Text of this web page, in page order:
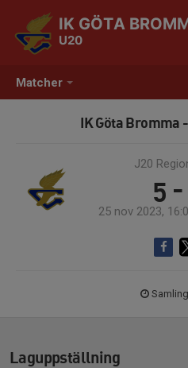
Matcher
IK GÖTA
U20
IK Göta Bromma
J20
5
25 nov 2023,
Laguppställning